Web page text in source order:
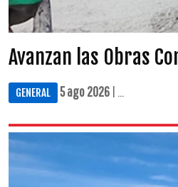
Avanzan las Obras
GENERAL 5 ago 2026 | ...